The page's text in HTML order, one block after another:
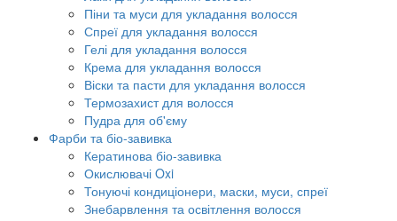
Піни та муси для укладання волосся
Спреї для укладання волосся
Гелі для укладання волосся
Крема для укладання волосся
Віски та пасти для укладання волосся
Термозахист для волосся
Пудра для об'єму
Фарби та біо-завивка
Кератинова біо-завивка
Окислювачі Oxi
Тонуючі кондиціонери, маски, муси, спреї
Знебарвлення та освітлення волосся